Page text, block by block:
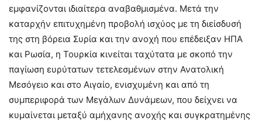
εμφανίζονται ιδιαίτερα αναβαθμισμένα. Μετά την
καταρχήν επιτυχημένη προβολή ισχύος με τη διείσδυσή
της στη βόρεια Συρία και την ανοχή που επέδειξαν ΗΠΑ
και Ρωσία, η Τουρκία κινείται ταχύτατα με σκοπό την
παγίωση ευρύτατων τετελεσμένων στην Ανατολική
Μεσόγειο και στο Αιγαίο, ενισχυμένη και από τη
συμπεριφορά των Μεγάλων Δυνάμεων, που δείχνει να
κυμαίνεται μεταξύ αμήχανης ανοχής και συγκρατημένης